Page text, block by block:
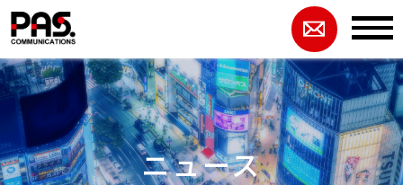
ニュース